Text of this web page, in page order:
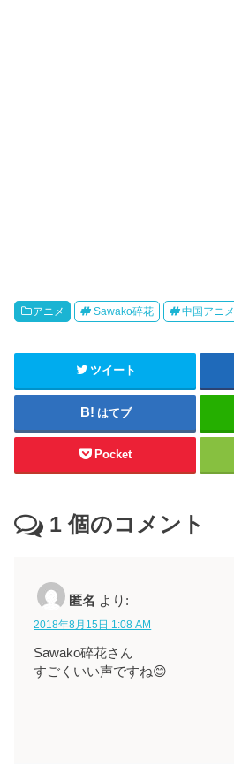
アニメ Sawako碎花 中国アニメ
ツイート
はてブ
Pocket
1 個のコメント
匿名 より:
2018年8月15日 1:08 AM
Sawako碎花さん
すごくいい声ですね😊